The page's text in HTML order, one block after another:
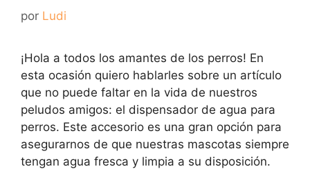
por Ludi
¡Hola a todos los amantes de los perros! En
esta ocasión quiero hablarles sobre un artículo
que no puede faltar en la vida de nuestros
peludos amigos: el dispensador de agua para
perros. Este accesorio es una gran opción para
asegurarnos de que nuestras mascotas siempre
tengan agua fresca y limpia a su disposición.